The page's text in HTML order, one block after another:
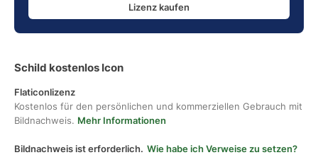
Lizenz kaufen
Schild kostenlos Icon
Flaticonlizenz
Kostenlos für den persönlichen und kommerziellen Gebrauch mit
Bildnachweis. Mehr Informationen
Bildnachweis ist erforderlich. Wie habe ich Verweise zu setzen?